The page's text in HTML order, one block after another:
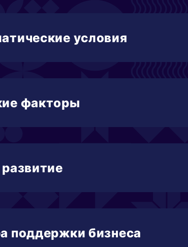
и Азовское моря)
условия
комфортной жизни и ведения бизнеса
факторы
политика властей
поддержки бизнеса